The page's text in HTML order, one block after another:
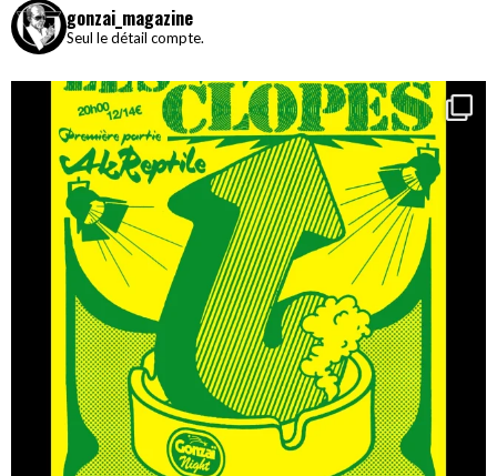
gonzai_magazine
Seul le détail compte.